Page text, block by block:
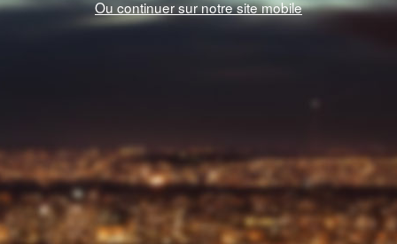
Ou continuer sur notre site mobile